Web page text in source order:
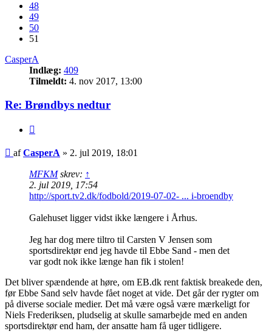
48
49
50
51
CasperA
Indlæg: 409
Tilmeldt: 4. nov 2017, 13:00
Re: Brøndbys nedtur
Indlæg
afCasperA » 2. jul 2019, 18:01
MFKMskrev: ↑
2. jul 2019, 17:54
http://sport.tv2.dk/fodbold/2019-07-02- ... i-broendby
Galehuset ligger vidst ikke længere i Århus.
Jeg har dog mere tiltro til Carsten V Jensen som
sportsdirektør end jeg havde til Ebbe Sand - men det
var godt nok ikke længe han fik i stolen!
Det bliver spændende at høre, om EB.dk rent faktisk breakede den,
før Ebbe Sand selv havde fået noget at vide. Det går der rygter om
på diverse sociale medier. Det må være også være mærkeligt for
Niels Frederiksen, pludselig at skulle samarbejde med en anden
sportsdirektør end ham, der ansatte ham få uger tidligere.